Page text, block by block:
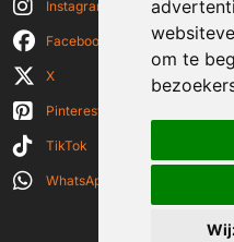
om te
Instagram
Facebook
X
Pinterest
TikTok
WhatsApp